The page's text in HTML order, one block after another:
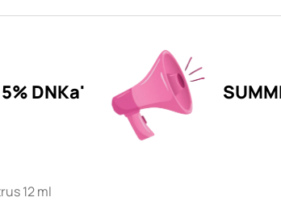
SUMMER CALL
12 ml